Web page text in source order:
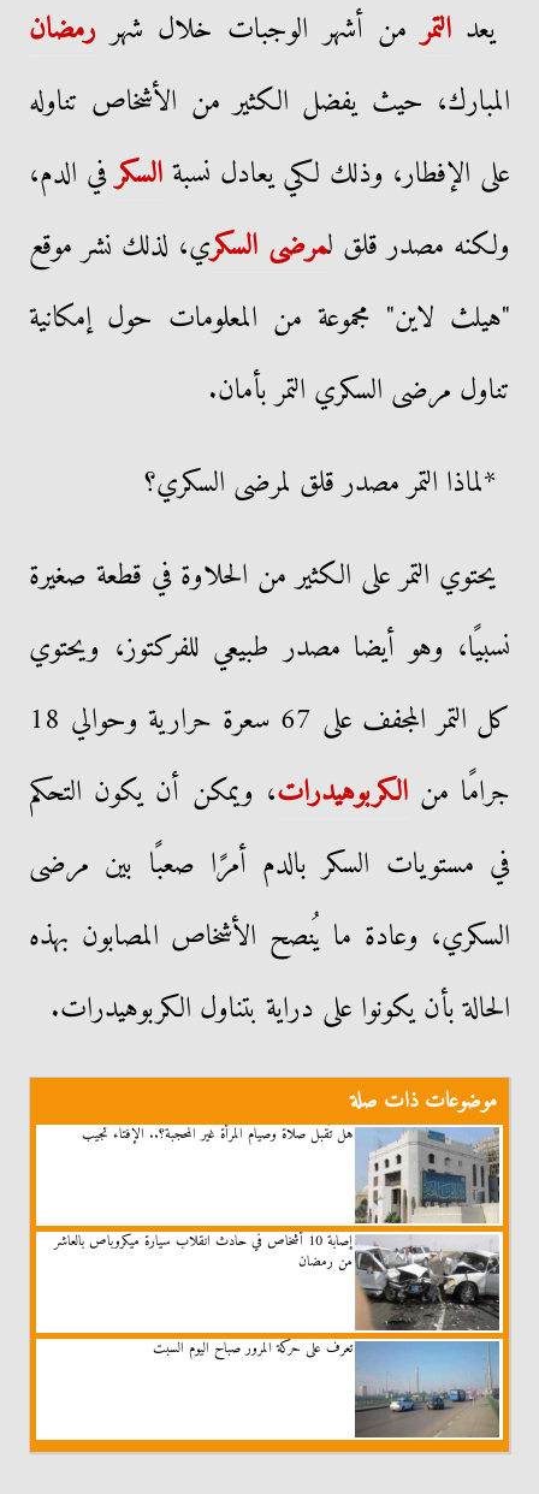
يعدالتمرمن أشهر الوجبات خلال شهر رمضان
المبارك، حيث يفضل الكثير من الأشخاص تناوله
على الإفطار، وذلك لكي يعادل نسبةالسكرفي الدم،
ولكنه مصدر قلق لمرضى السكري، لذلك نشر موقع
"هيلث لاين" مجموعة من المعلومات حول إمكانية
تناول مرضى السكري التمر بأمان.
*لماذا التمر مصدر قلق لمرضى السكري؟
يحتوي التمر على الكثير من الحلاوة في قطعة صغيرة
نسبيًا، وهو أيضا مصدر طبيعي للفركتوز، ويحتوي
كل التمر المجفف على 67 سعرة حرارية وحوالي 18
جرامًا منالكربوهيدرات، ويمكن أن يكون التحكم
في مستويات السكر بالدم أمرًا صعبًا بين مرضى
السكري، وعادة ما يُنصح الأشخاص المصابون بهذه
الحالة بأن يكونوا على دراية بتناول الكربوهيدرات.
موضوعات ذات صلة
هل تُقبل صلاة وصيام المرأة غير المحجبة؟.. الإفتاء تجيب
إصابة 10 أشخاص في حادث انقلاب سيارة ميكروباص بالعاشر
من رمضان
تعرف على حركة المرور صباح اليوم السبت